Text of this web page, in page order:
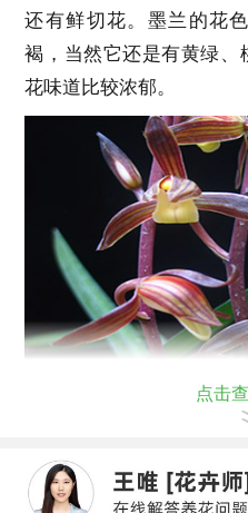
还有鲜切花。墨兰的花
褐，当然它还是有黄绿、
花味道比较浓郁。
点击